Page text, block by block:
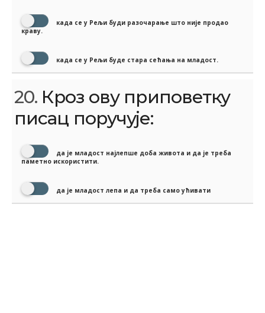
када се у Рељи буди разочарање што није продао
краву.
када се у Рељи буде стара сећања на младост.
20. Кроз ову приповетку
писац поручује:
да је младост најлепше доба живота и да је треба
паметно искористити.
да је младост лепа и да треба само ућивати